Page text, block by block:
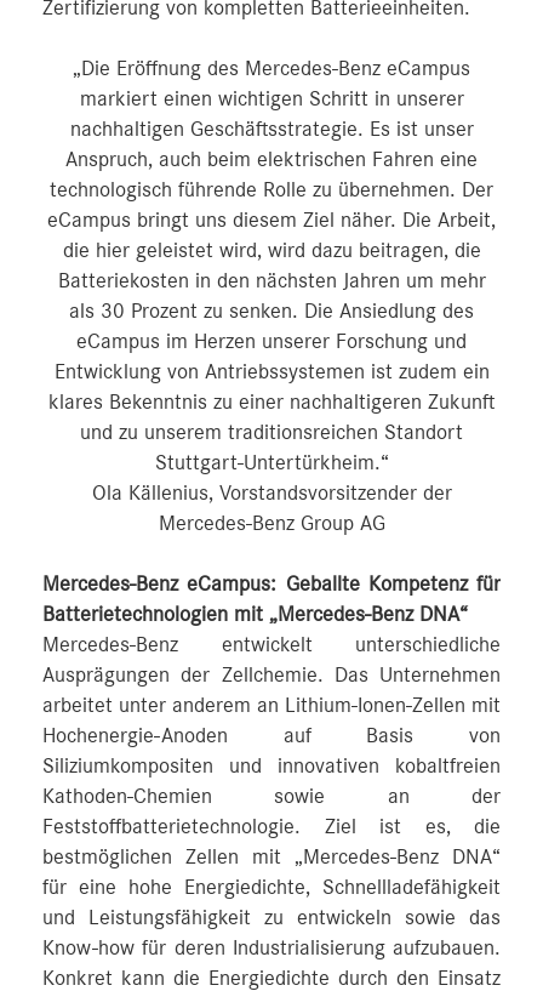
Zertifizierung von kompletten Batterieeinheiten.
„Die Eröffnung des Mercedes-Benz eCampus
markiert einen wichtigen Schritt in unserer
nachhaltigen Geschäftsstrategie. Es ist unser
Anspruch, auch beim elektrischen Fahren eine
technologisch führende Rolle zu übernehmen. Der
eCampus bringt uns diesem Ziel näher. Die Arbeit,
die hier geleistet wird, wird dazu beitragen, die
Batteriekosten in den nächsten Jahren um mehr
als 30 Prozent zu senken. Die Ansiedlung des
eCampus im Herzen unserer Forschung und
Entwicklung von Antriebssystemen ist zudem ein
klares Bekenntnis zu einer nachhaltigeren Zukunft
und zu unserem traditionsreichen Standort
Stuttgart-Untertürkheim.“
Ola Källenius, Vorstandsvorsitzender der
Mercedes-Benz Group AG
Mercedes-Benz eCampus: Geballte Kompetenz für
Batterietechnologien mit „Mercedes-Benz DNA“
Mercedes-Benz entwickelt unterschiedliche
Ausprägungen der Zellchemie. Das Unternehmen
arbeitet unter anderem an Lithium-Ionen-Zellen mit
Hochenergie-Anoden auf Basis von
Siliziumkompositen und innovativen kobaltfreien
Kathoden-Chemien sowie an der
Feststoffbatterietechnologie. Ziel ist es, die
bestmöglichen Zellen mit „Mercedes-Benz DNA“
für eine hohe Energiedichte, Schnellladefähigkeit
und Leistungsfähigkeit zu entwickeln sowie das
Know-how für deren Industrialisierung aufzubauen.
Konkret kann die Energiedichte durch den Einsatz